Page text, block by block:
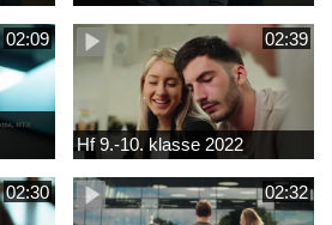
02:09 02:39
Hf 9.-10. klasse 2022
02:30 02:32